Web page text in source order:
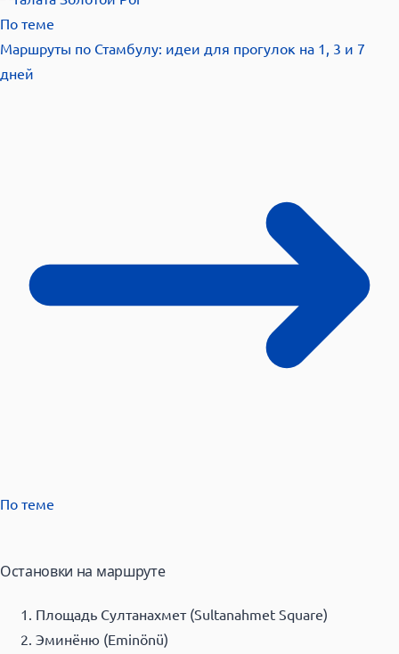
По теме
Маршруты по Стамбулу: идеи для прогулок на 1, 3 и 7
дней
По теме
Остановки на маршруте
Площадь Султанахмет (Sultanahmet Square)
Эминёню (Eminönü)